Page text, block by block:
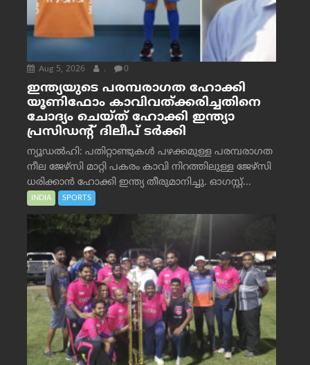
Aug 5, 2026 . 0
ഇന്ത്യയുടെ പരമ്പരാഗത ഹോക്കി
യൂണിഫോം കാവിവത്ക്കരിച്ചതിനെ
ചോദ്യം ചെയ്ത് ഹോക്കി ഇന്ത്യാ
പ്രസിഡന്റ് ദിലീപ് ടര്‍ക്കി
ന്യൂഡൽഹി: പതിറ്റാണ്ടുകൾ പഴക്കമുള്ള പരമ്പരാഗത
നീല ജേഴ്‌സി മാറ്റി പകരം കാവി നിറത്തിലുള്ള ജേഴ്‌സി
ധരിക്കാൻ ഹോക്കി ഇന്ത്യ തീരുമാനിച്ചു. ഓഗസ്റ്റ്...
INDIA SPORTS